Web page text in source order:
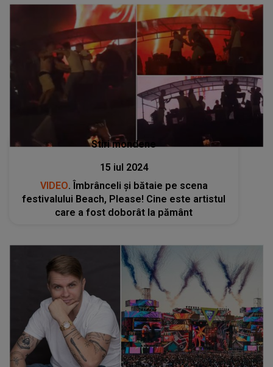
Stiri mondene
15 iul 2024
VIDEO. Îmbrânceli și bătaie pe scena
festivalului Beach, Please! Cine este artistul
care a fost doborât la pământ